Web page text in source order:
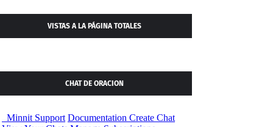
VISTAS A LA PÁGINA TOTALES
CHAT DE ORACION